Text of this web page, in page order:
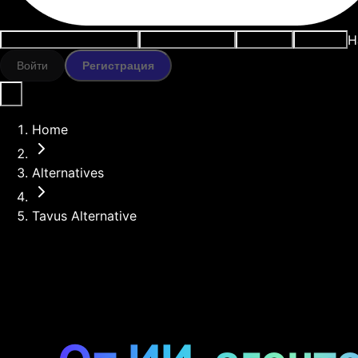
Войти Регистрация
Home
Alternatives
Tavus Alternative